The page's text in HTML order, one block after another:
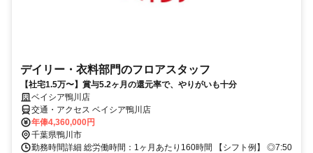
デイリー・衣料部門のフロアスタッフ
【社宅1.5万〜】賞与5.2ヶ月の還元率で、やりがいも十分
ベイシア鴨川店
交通・アクセス ベイシア鴨川店
年俸4,360,000円
千葉県鴨川市
勤務時間詳細 総労働時間：1ヶ月あたり160時間 【シフト例】 ◎7:50